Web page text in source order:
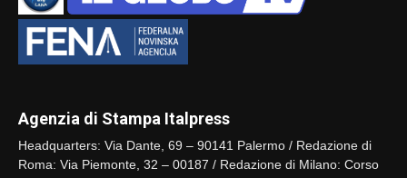
Agenzia di Stampa Italpress
Headquarters: Via Dante, 69 – 90141 Palermo / Redazione di
Roma: Via Piemonte, 32 – 00187 / Redazione di Milano: Corso